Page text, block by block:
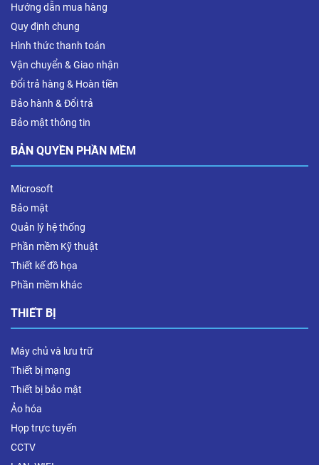
Hướng dẫn mua hàng
Quy định chung
Hình thức thanh toán
Vận chuyển & Giao nhận
Đổi trả hàng & Hoàn tiền
Bảo hành & Đổi trả
Bảo mật thông tin
BẢN QUYỀN PHẦN MỀM
Microsoft
Bảo mật
Quản lý hệ thống
Phần mềm Kỹ thuật
Thiết kế đồ họa
Phần mềm khác
THIẾT BỊ
Máy chủ và lưu trữ
Thiết bị mạng
Thiết bị bảo mật
Ảo hóa
Họp trực tuyến
CCTV